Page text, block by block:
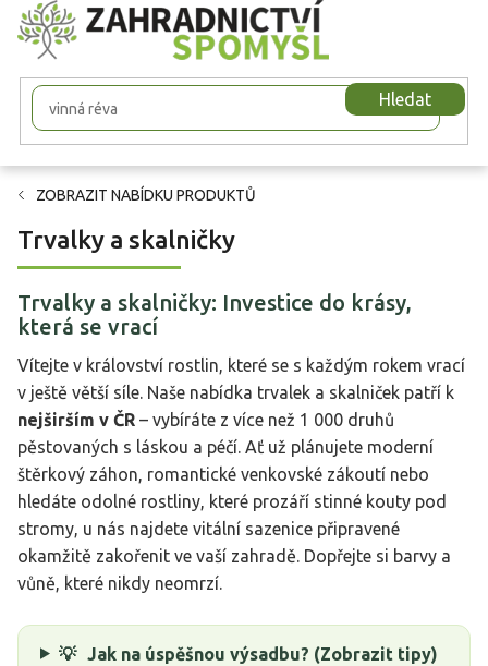
Přejít
na
obsah
Hledat
ZOBRAZIT NABÍDKU PRODUKTŮ
Trvalky a skalničky
Trvalky a skalničky: Investice do krásy,
která se vrací
Vítejte v království rostlin, které se s každým rokem vrací
v ještě větší síle. Naše nabídka trvalek a skalniček patří k
nejširším v ČR – vybíráte z více než 1 000 druhů
pěstovaných s láskou a péčí. Ať už plánujete moderní
štěrkový záhon, romantické venkovské zákoutí nebo
hledáte odolné rostliny, které prozáří stinné kouty pod
stromy, u nás najdete vitální sazenice připravené
okamžitě zakořenit ve vaší zahradě. Dopřejte si barvy a
vůně, které nikdy neomrzí.
💡 Jak na úspěšnou výsadbu? (Zobrazit tipy)